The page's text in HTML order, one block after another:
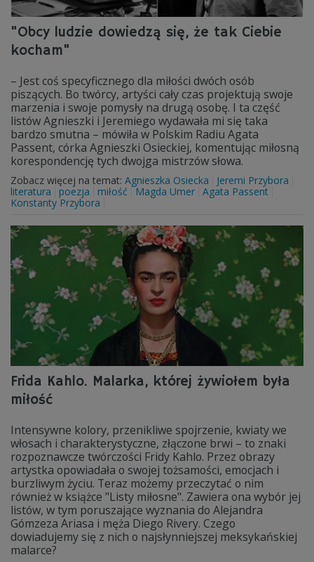
"Obcy ludzie dowiedzą się, że tak Ciebie
kocham"
– Jest coś specyficznego dla miłości dwóch osób
piszących. Bo twórcy, artyści cały czas projektują swoje
marzenia i swoje pomysły na drugą osobę. I ta część
listów Agnieszki i Jeremiego wydawała mi się taka
bardzo smutna – mówiła w Polskim Radiu Agata
Passent, córka Agnieszki Osieckiej, komentując miłosną
korespondencję tych dwojga mistrzów słowa.
Zobacz więcej na temat: Agnieszka Osiecka
Jeremi Przybora
literatura
poezja miłość Magda Umer Agata Passent
Konstanty Przybora
Frida Kahlo. Malarka, której żywiołem była
miłość
Intensywne kolory, przenikliwe spojrzenie, kwiaty we
włosach i charakterystyczne, złączone brwi – to znaki
rozpoznawcze twórczości Fridy Kahlo. Przez obrazy
artystka opowiadała o swojej tożsamości, emocjach i
burzliwym życiu. Teraz możemy przeczytać o nim
również w książce "Listy miłosne". Zawiera ona wybór jej
listów, w tym poruszające wyznania do Alejandra
Gómzeza Ariasa i męża Diego Rivery. Czego
dowiadujemy się z nich o najsłynniejszej meksykańskiej
malarce?